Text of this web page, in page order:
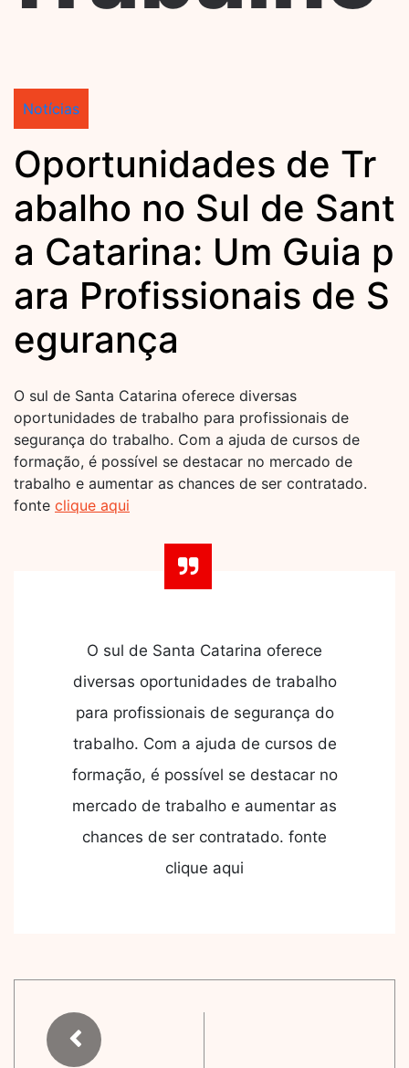
Notícias
Oportunidades de Tr
abalho no Sul de Sant
a Catarina: Um Guia p
ara Profissionais de S
egurança
O sul de Santa Catarina oferece diversas
oportunidades de trabalho para profissionais de
segurança do trabalho. Com a ajuda de cursos de
formação, é possível se destacar no mercado de
trabalho e aumentar as chances de ser contratado.
fonte clique aqui
O sul de Santa Catarina oferece
diversas oportunidades de trabalho
para profissionais de segurança do
trabalho. Com a ajuda de cursos de
formação, é possível se destacar no
mercado de trabalho e aumentar as
chances de ser contratado. fonte
clique aqui